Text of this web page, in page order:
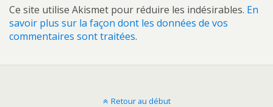
Ce site utilise Akismet pour réduire les indésirables. En
savoir plus sur la façon dont les données de vos
commentaires sont traitées.
Retour au début